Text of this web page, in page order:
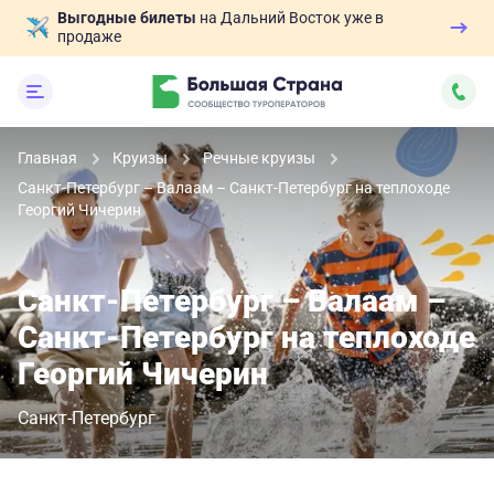
Выгодные билеты на Дальний Восток уже в
продаже
Главная Круизы
Речные круизы
Санкт-Петербург – Валаам – Санкт-Петербург на теплоходе
Георгий Чичерин
Санкт-Петербург – Валаам –
Санкт-Петербург на теплоходе
Георгий Чичерин
Санкт-Петербург